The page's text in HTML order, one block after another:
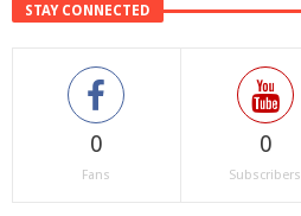
STAY CONNECTED
0
Fans
0
Subscribers